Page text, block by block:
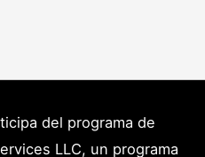
del programa de
LLC, un programa